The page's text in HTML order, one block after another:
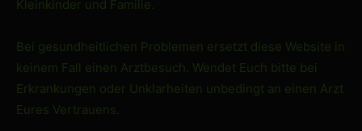
Kleinkinder und Familie.
Bei gesundheitlichen Problemen ersetzt diese Website in
keinem Fall einen Arztbesuch. Wendet Euch bitte bei
Erkrankungen oder Unklarheiten unbedingt an einen Arzt
Eures Vertrauens.